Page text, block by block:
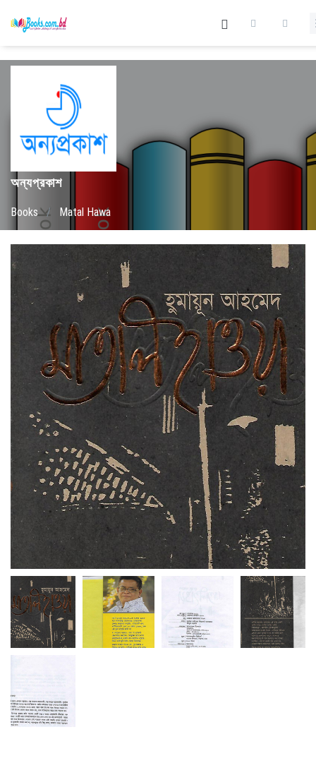
অন্যপ্রকাশ
Books / Matal Hawa